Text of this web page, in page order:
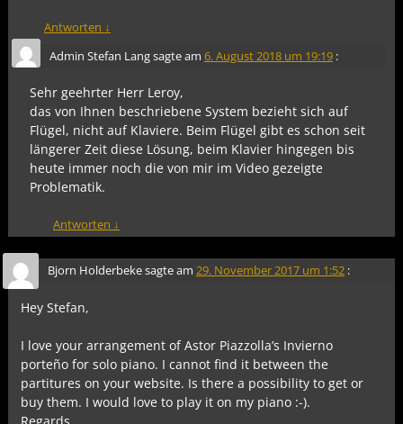
Antworten ↓
Admin Stefan Langsagte am 6. August 2018 um 19:19 :
Sehr geehrter Herr Leroy,
das von Ihnen beschriebene System bezieht sich auf
Flügel, nicht auf Klaviere. Beim Flügel gibt es schon seit
längerer Zeit diese Lösung, beim Klavier hingegen bis
heute immer noch die von mir im Video gezeigte
Problematik.
Antworten ↓
Bjorn Holderbekesagte am 29. November 2017 um 1:52 :
Hey Stefan,
I love your arrangement of Astor Piazzolla’s Invierno
porteño for solo piano. I cannot find it between the
partitures on your website. Is there a possibility to get or
buy them. I would love to play it on my piano :-).